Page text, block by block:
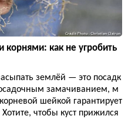
корнями: как не угробить
землёй — это посадк
замачиванием, м
шейкой гарантирует
чтобы куст прижился